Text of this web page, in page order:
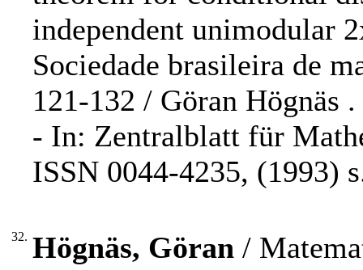
independent unimodular
Sociedade brasileira de
121-132 / Göran Högnäs .
- In: Zentralblatt für
ISSN 0044-4235, (1993)
32. Högnäs, Göran /